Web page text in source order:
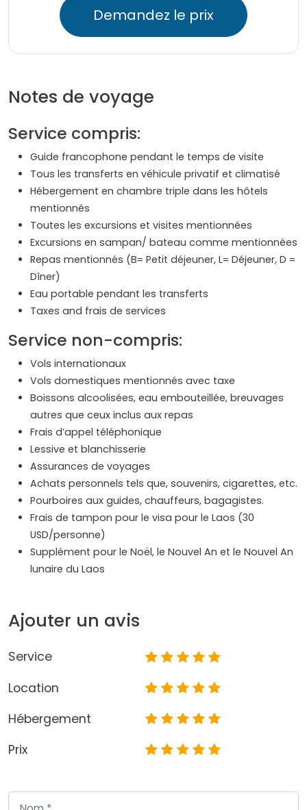
Demandez le prix
Notes de voyage
Service compris:
Guide francophone pendant le temps de visite
Tous les transferts en véhicule privatif et climatisé
Hébergement en chambre triple dans les hôtels
mentionnés
Toutes les excursions et visites mentionnées
Excursions en sampan/ bateau comme mentionnées
Repas mentionnés (B= Petit déjeuner, L= Déjeuner, D =
Dîner)
Eau portable pendant les transferts
Taxes and frais de services
Service non-compris:
Vols internationaux
Vols domestiques mentionnés avec taxe
Boissons alcoolisées, eau embouteillée, breuvages
autres que ceux inclus aux repas
Frais d’appel téléphonique
Lessive et blanchisserie
Assurances de voyages
Achats personnels tels que, souvenirs, cigarettes, etc.
Pourboires aux guides, chauffeurs, bagagistes.
Frais de tampon pour le visa pour le Laos (30
USD/personne)
Supplément pour le Noël, le Nouvel An et le Nouvel An
lunaire du Laos
Ajouter un avis
Service
Location
Hébergement
Prix